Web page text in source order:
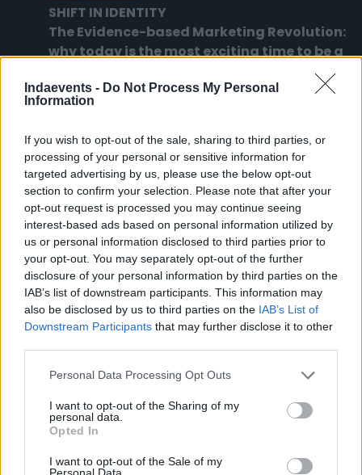
Indaevents - Do Not Process My Personal
Information
If you wish to opt-out of the sale, sharing to third parties, or
processing of your personal or sensitive information for
targeted advertising by us, please use the below opt-out
section to confirm your selection. Please note that after your
opt-out request is processed you may continue seeing
interest-based ads based on personal information utilized by
us or personal information disclosed to third parties prior to
your opt-out. You may separately opt-out of the further
disclosure of your personal information by third parties on the
IAB’s list of downstream participants. This information may
also be disclosed by us to third parties on the IAB’s List of
Downstream Participants that may further disclose it to other
Please note that this website/app uses one or more Google
not limited to your visit or usage behaviour. You may click to
grant or deny consent to Google and its third-party tags to
use your data for below specified purposes in below Google
consent section.
Personal Data Processing Opt Outs
I want to opt-out of the Sharing of my
personal data.
Opted In
I want to opt-out of the Sale of my
Personal Data.
SHIFT IN IDENTITY
The Evidence-based Marketing Revolution:
why today is the most exciting time to be a
ENG KEYNOTE
SHIFT IN IDENTITY
The Evidence-based Marketing Revolution:
why today is the most exciting time to be a
marketer - Q&A
Platina támogató